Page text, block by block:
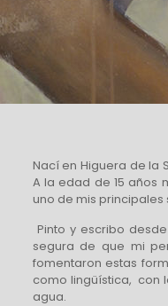
Nací en Higuera de la
A la edad de 15 años
uno de mis principales
Pinto y escribo
segura de que mi
fomentaron estas
como lingüística, con
agua.